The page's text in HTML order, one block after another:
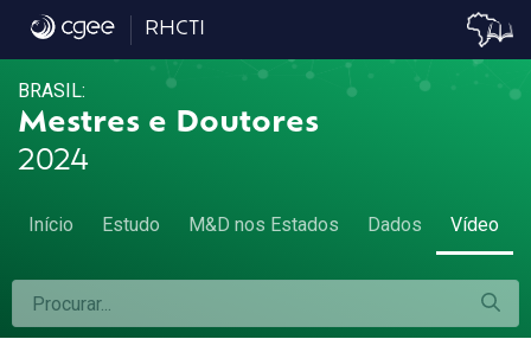
Vídeo RHCTI
BRASIL:
Mestres e Doutores
2024
Início Estudo M&D nos Estados Dados Vídeo